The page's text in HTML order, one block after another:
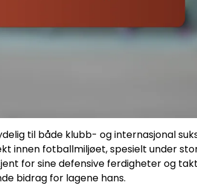
til både klubb- og internasjonal
innen fotballmiljøet, spesielt under
for sine defensive ferdigheter og
bidrag for lagene hans.